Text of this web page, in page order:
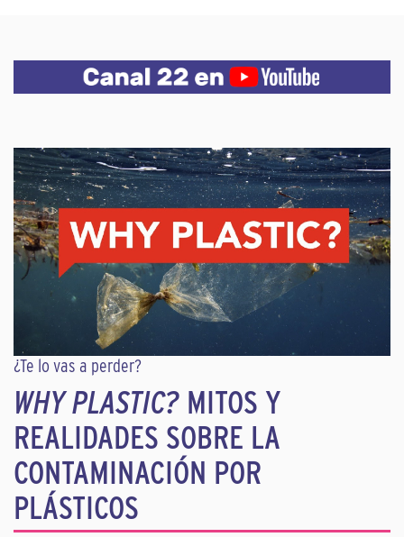
¿Te lo vas a perder?
WHY PLASTIC? MITOS Y
REALIDADES SOBRE LA
CONTAMINACIÓN POR
PLÁSTICOS